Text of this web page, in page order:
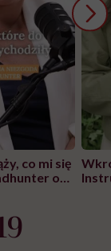
co mi się
o